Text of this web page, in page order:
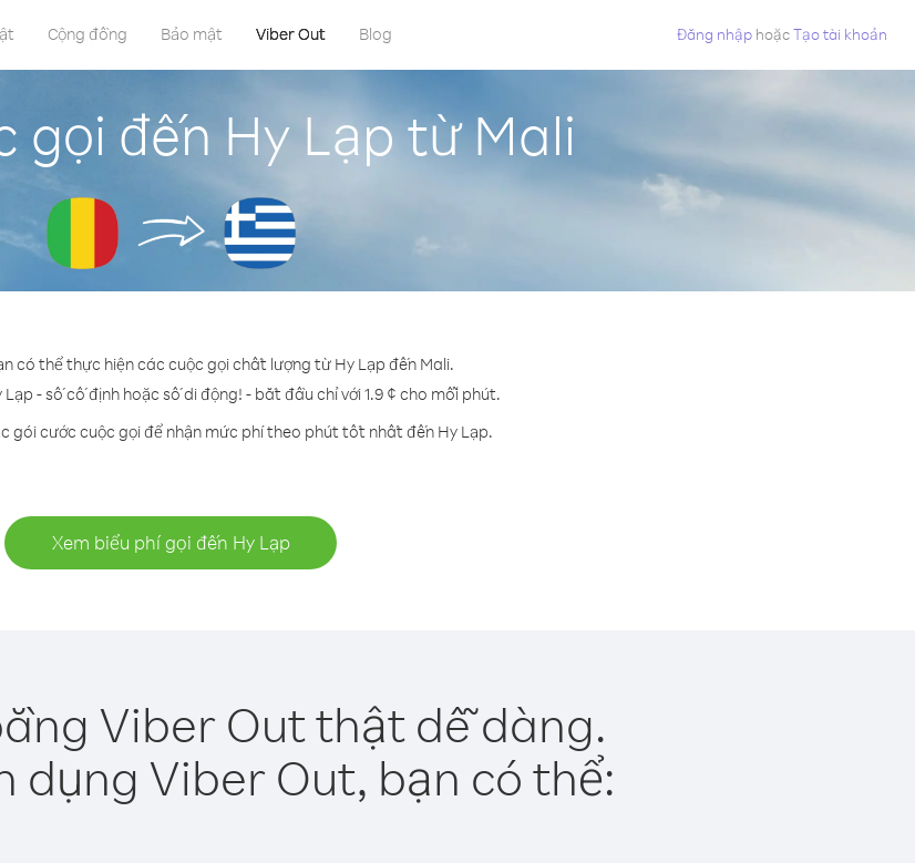
Cộng đồng Bảo mật Viber Out Blog Đăng nhập hoặcTạo tài khoản
gọi đến Hy Lạp từ Mali
có thể thực hiện các cuộc gọi chất lượng từ Hy Lạp đến Mali.
- số cố định hoặc số di động! - bắt đầu chỉ với 1.9 ¢ cho mỗi phút.
gói cước cuộc gọi để nhận mức phí theo phút tốt nhất đến Hy Lạp.
Xem biểu phí gọi đến Hy Lạp
Viber Out thật dễ dàng.
dụng Viber Out, bạn có thể: